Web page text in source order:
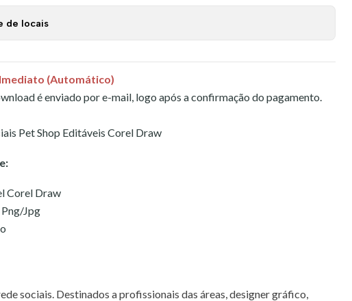
de locais
(Automático)
é enviado por e-mail, logo após a confirmação do pagamento.
Pet Shop Editáveis Corel Draw
Corel Draw
Jpg
sociais. Destinados a profissionais das áreas, designer gráfico,